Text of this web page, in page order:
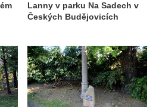
na hřbitově v
Šůmových na
světové války v
Lanny v parku Na Sadech v
Českých Budějovicích